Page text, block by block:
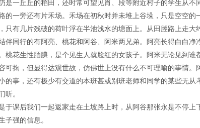
是一丘丘的稻田，还时常可望见肖、段等附近村子的学生从
的一旁还有片禾场。禾场在初秋时并未堆上谷垛，只是空空
只有几片残破的荷叶浮在半池浅水的塘面上。从田塍路上走大
伴同行的有阿亮、桃花和阿谷、阿米两兄弟。阿亮长得白白
桃花生性腼腆，是个见生人就脸红的女孩子。阿米无论见到
可掬，但显得达观世故，仿佛世上没有什么不可理喻的事情
的事，还有极少有交道的本班甚或别班老师和同学的某些无
听。
于课后我们一起返家走在土坡路上时，从阿谷那张永是不停
子强的信息。